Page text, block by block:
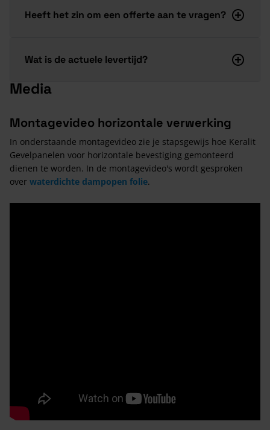
Heeft het zin om een offerte aan te vragen?
Wat is de actuele levertijd?
Media
Montagevideo horizontale verwerking
In onderstaande montagevideo zie je stapsgewijs hoe Keralit
Gevelpanelen voor horizontale bevestiging gemonteerd
dienen te worden. In de montagevideo's wordt gesproken
over waterdichte dampopen folie.